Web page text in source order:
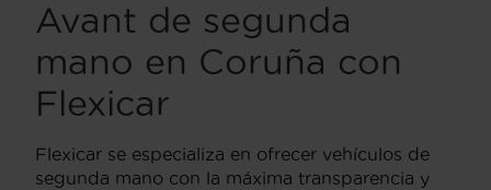
Avant de segunda
mano en Coruña con
Flexicar
Flexicar se especializa en ofrecer vehículos de
segunda mano con la máxima transparencia y